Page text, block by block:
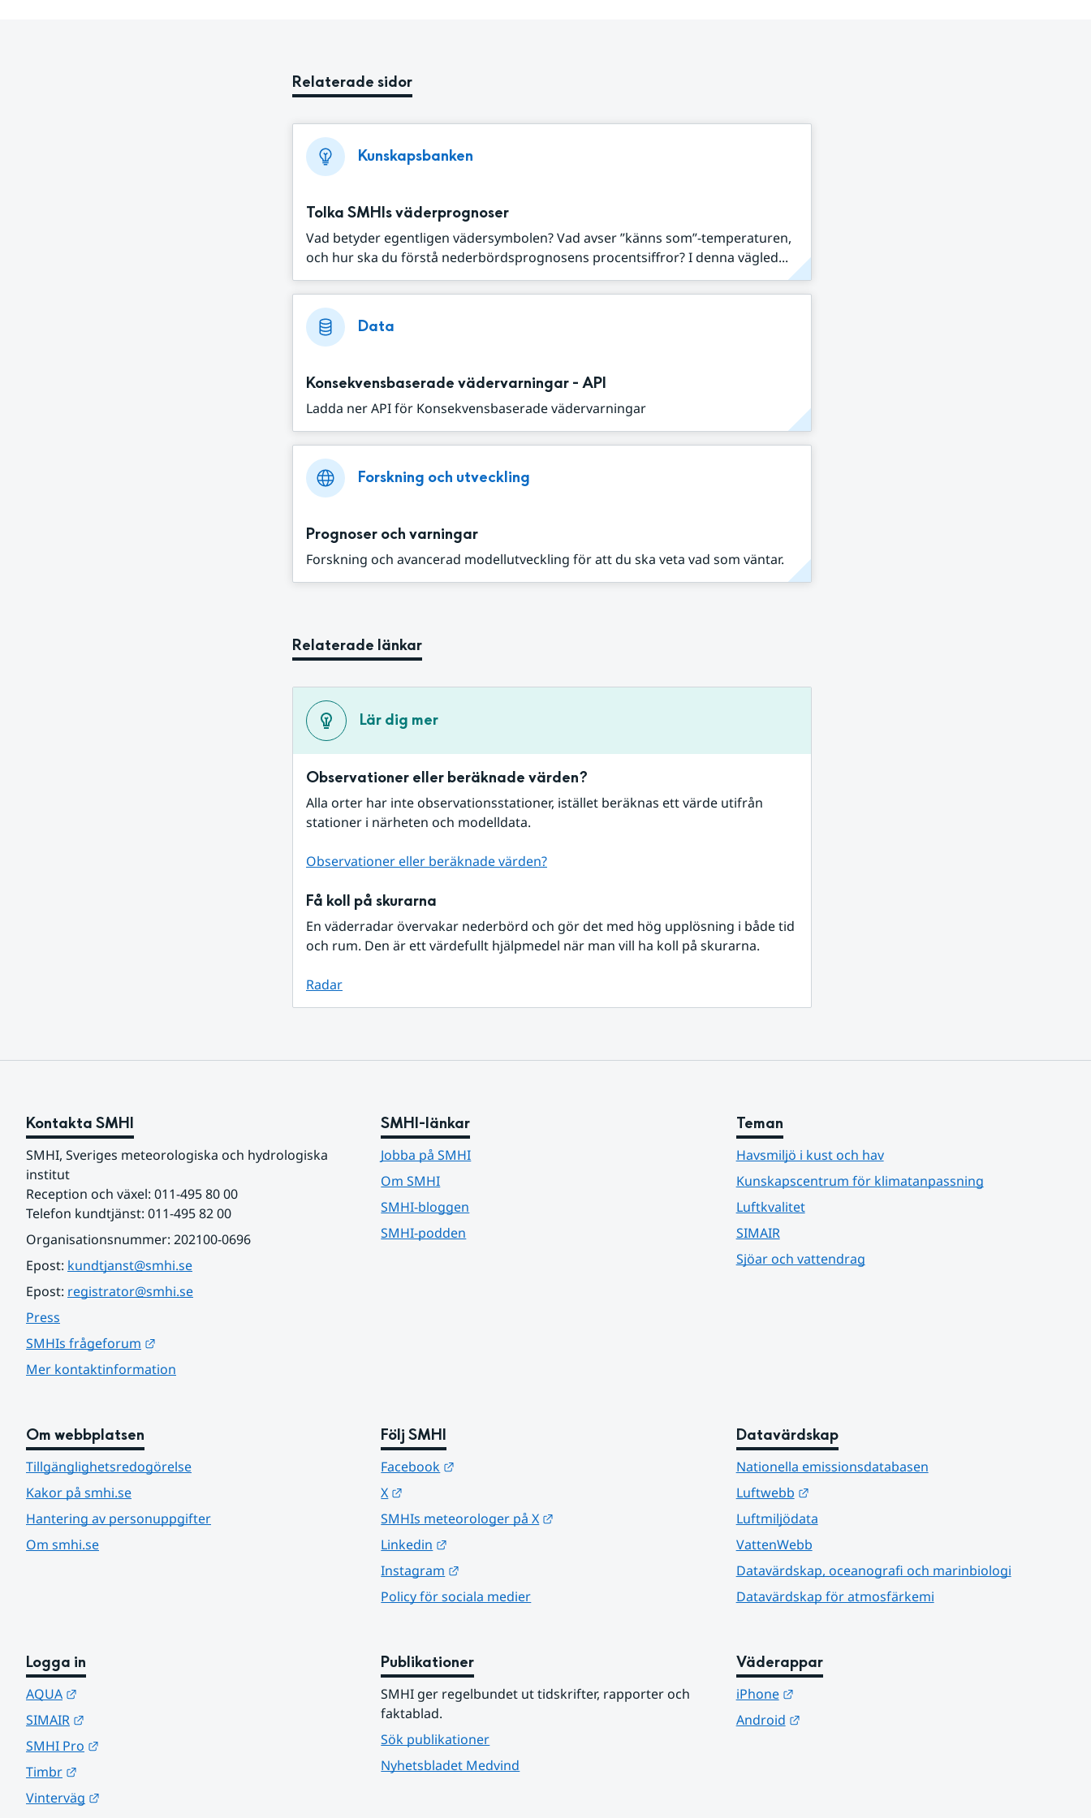
Relaterade sidor
Kunskapsbanken
Tolka SMHIs väderprognoser
Vad betyder egentligen vädersymbolen? Vad avser ”känns som”-temperaturen,
och hur ska du förstå nederbördsprognosens procentsiffror? I denna vägled...
Data
Konsekvensbaserade vädervarningar - API
Ladda ner API för Konsekvensbaserade vädervarningar
Forskning och utveckling
Prognoser och varningar
Forskning och avancerad modellutveckling för att du ska veta vad som väntar.
Relaterade länkar
Lär dig mer
Observationer eller beräknade värden?
Alla orter har inte observationsstationer, istället beräknas ett värde utifrån
stationer i närheten och modelldata.
Observationer eller beräknade värden?
Få koll på skurarna
En väderradar övervakar nederbörd och gör det med hög upplösning i både tid
och rum. Den är ett värdefullt hjälpmedel när man vill ha koll på skurarna.
Radar
Kontakta SMHI
SMHI, Sveriges meteorologiska och hydrologiska
institut
Reception och växel: 011-495 80 00
Telefon kundtjänst: 011-495 82 00
Organisationsnummer: 202100-0696
Epost: kundtjanst@smhi.se
Epost: registrator@smhi.se
Press
SMHIs frågeforum
Mer kontaktinformation
SMHI-länkar
Jobba på SMHI
Om SMHI
SMHI-bloggen
SMHI-podden
Teman
Havsmiljö i kust och hav
Kunskapscentrum för klimatanpassning
Luftkvalitet
SIMAIR
Sjöar och vattendrag
Om webbplatsen
Tillgänglighetsredogörelse
Kakor på smhi.se
Hantering av personuppgifter
Om smhi.se
Följ SMHI
Facebook
X
SMHIs meteorologer på X
Linkedin
Instagram
Policy för sociala medier
Datavärdskap
Nationella emissionsdatabasen
Luftwebb
Länk till annan webbplats.
Luftmiljödata
VattenWebb
Datavärdskap, oceanografi och marinbiologi
Datavärdskap för atmosfärkemi
Logga in
AQUA
SIMAIR
SMHI Pro
Timbr
Vinterväg
Publikationer
SMHI ger regelbundet ut tidskrifter, rapporter och
faktablad.
Sök publikationer
Nyhetsbladet Medvind
Väderappar
iPhone
Länk till annan webbplats.
Android
Länk till annan webbplats.